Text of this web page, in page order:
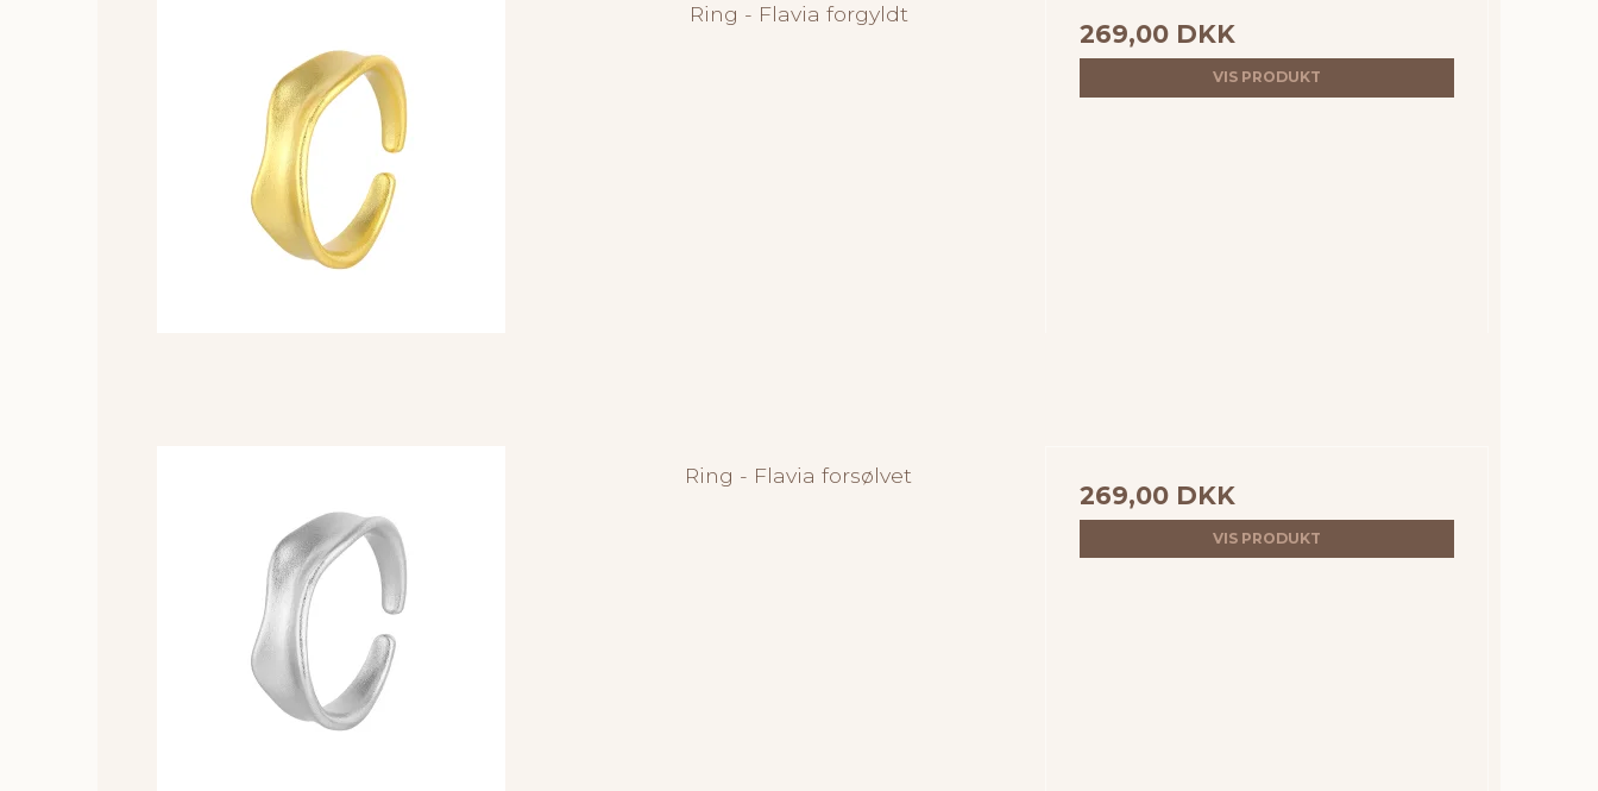
Ring - Flavia forgyldt
269,00 DKK
VIS PRODUKT
Ring - Flavia forsølvet
269,00 DKK
VIS PRODUKT